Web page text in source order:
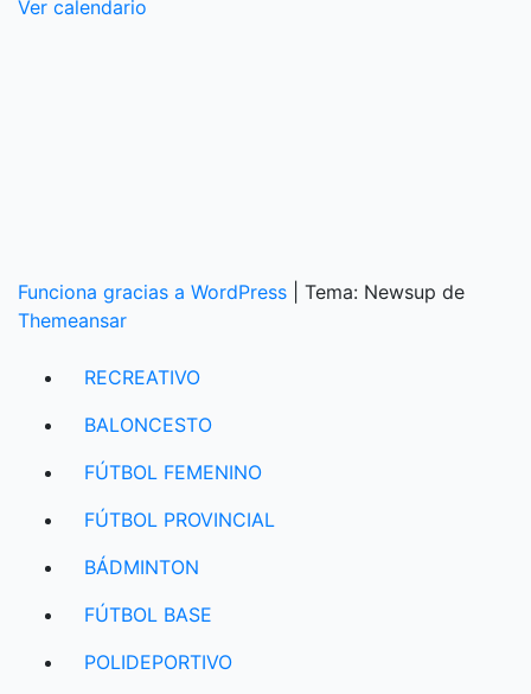
Ver calendario
Funciona gracias a WordPress
Tema: Newsup de
Themeansar
RECREATIVO
BALONCESTO
FÚTBOL FEMENINO
FÚTBOL PROVINCIAL
BÁDMINTON
FÚTBOL BASE
POLIDEPORTIVO